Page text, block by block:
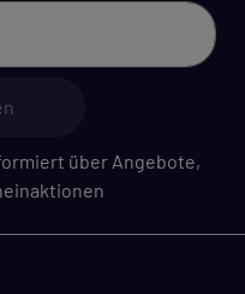
über Angebote,